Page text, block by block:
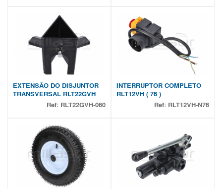
EXTENSÃO DO DISJUNTOR
TRANSVERSAL RLT22GVH
Ref: RLT22GVH-060
INTERRUPTOR COMPLETO
RLT12VH ( 76 )
Ref: RLT12VH-N76